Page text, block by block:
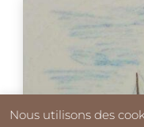
Nous utilisons des